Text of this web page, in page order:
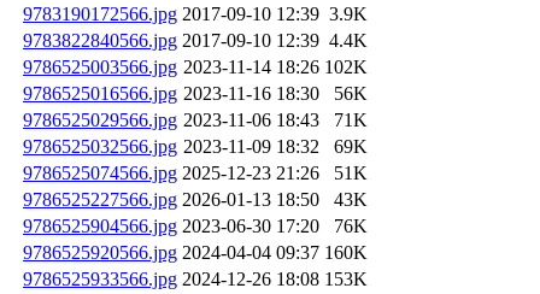
9783190172566.jpg 2017-09-10 12:39 3.9K
9783822840566.jpg 2017-09-10 12:39 4.4K
9786525003566.jpg 2023-11-14 18:26 102K
9786525016566.jpg 2023-11-16 18:30
56K
9786525029566.jpg 2023-11-06 18:43
71K
9786525032566.jpg 2023-11-09 18:32
69K
9786525074566.jpg 2025-12-23 21:26
51K
9786525227566.jpg 2026-01-13 18:50
43K
9786525904566.jpg 2023-06-30 17:20
76K
9786525920566.jpg 2024-04-04 09:37 160K
9786525933566.jpg 2024-12-26 18:08 153K